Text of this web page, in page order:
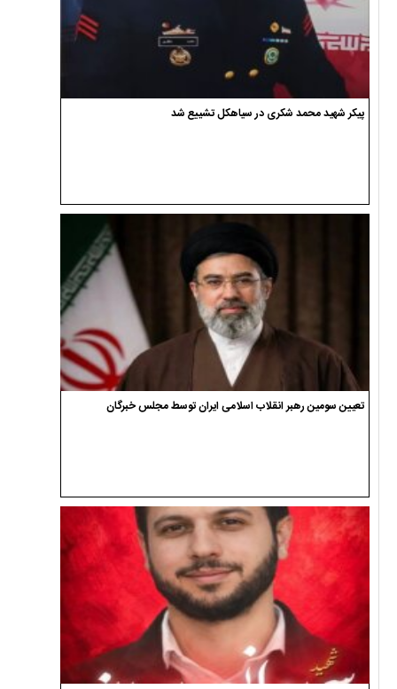
پیکر شهید محمد شکری در سیاهکل تشییع شد
تعیین سومین رهبر انقلاب اسلامی ایران توسط مجلس خبرگان